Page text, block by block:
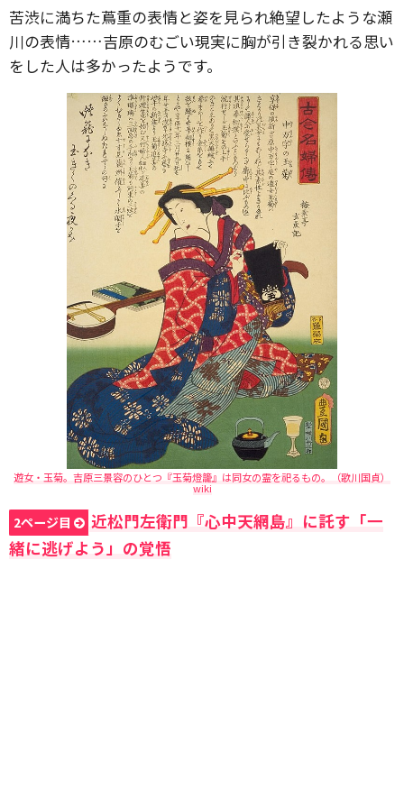
苦渋に満ちた蔦重の表情と姿を見られ絶望したような瀬
川の表情……吉原のむごい現実に胸が引き裂かれる思い
をした人は多かったようです。
遊女・玉菊。吉原三景容のひとつ『玉菊燈籠』は同女の霊を祀るもの。（歌川国貞）
wiki
2ページ目
近松門左衛門『心中天網島』に託す「一
緒に逃げよう」の覚悟